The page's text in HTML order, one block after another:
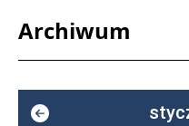
Archiwum